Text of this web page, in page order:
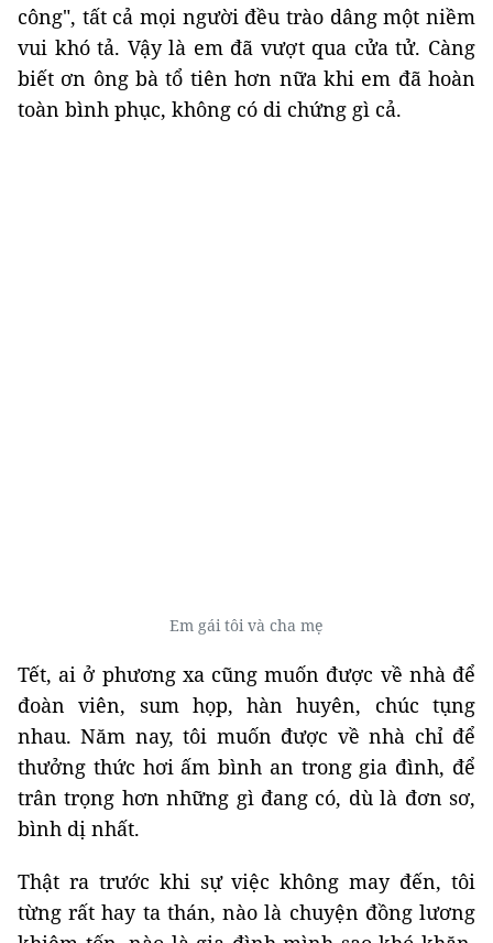
công", tất cả mọi người đều trào dâng một niềm
vui khó tả. Vậy là em đã vượt qua cửa tử. Càng
biết ơn ông bà tổ tiên hơn nữa khi em đã hoàn
toàn bình phục, không có di chứng gì cả.
Em gái tôi và cha mẹ
Tết, ai ở phương xa cũng muốn được về nhà để
đoàn viên, sum họp, hàn huyên, chúc tụng
nhau. Năm nay, tôi muốn được về nhà chỉ để
thưởng thức hơi ấm bình an trong gia đình, để
trân trọng hơn những gì đang có, dù là đơn sơ,
bình dị nhất.
Thật ra trước khi sự việc không may đến, tôi
từng rất hay ta thán, nào là chuyện đồng lương